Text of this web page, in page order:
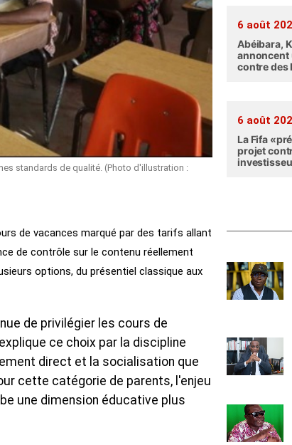
standards de qualité. (Photo d'illustration :
de vacances marqué par des tarifs allant
de contrôle sur le contenu réellement
options, du présentiel classique aux
de privilégier les cours de
ce choix par la discipline
direct et la socialisation que
cette catégorie de parents, l'enjeu
une dimension éducative plus
6 août
Abéibara,
annoncent
contre des
6 août
La Fifa
projet